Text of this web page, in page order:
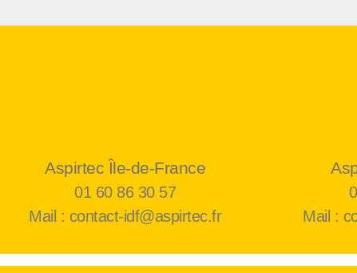
Aspirtec Île-de-France
01 60 86 30 57
Mail : contact-idf@aspirtec.fr
Mail :